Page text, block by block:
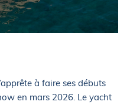
à faire ses débuts
en mars 2026. Le yacht